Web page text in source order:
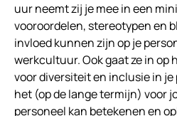
uur neemt zij je mee in een
vooroordelen, stereotypen en
invloed kunnen zijn op je
werkcultuur. Ook gaat ze in op
voor diversiteit en inclusie in
het (op de lange termijn) voor
personeel kan betekenen en